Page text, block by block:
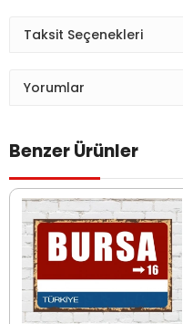
Taksit Seçenekleri
Yorumlar
Benzer Ürünler